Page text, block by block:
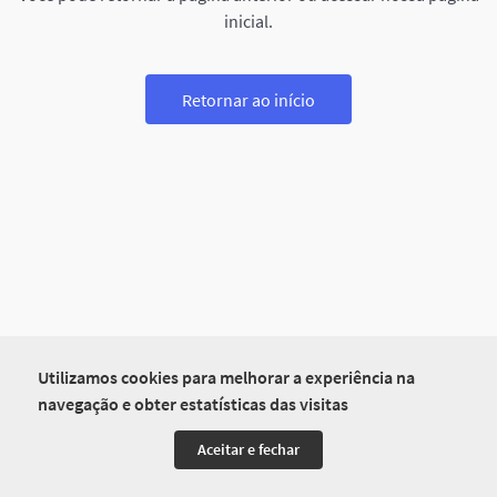
Utilizamos cookies para melhorar a experiência na
navegação e obter estatísticas das visitas
Aceitar e fechar
inicial.
Retornar ao início